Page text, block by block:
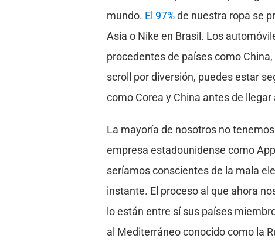
mundo. El 97%de nuestra ropa se
Asia o Nike en Brasil. Los
procedentes de países como
scroll por diversión, puedes estar
como Corea y China antes de llegar
La mayoría de nosotros no
empresa estadounidense como
seríamos conscientes de la mala
instante. El proceso al que ahora
lo están entre sí sus países
al Mediterráneo conocido como la